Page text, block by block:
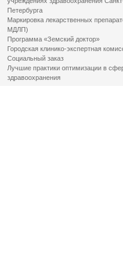
Петербурга
Маркировка лекарственных
МДЛП)
Программа «Земский доктор»
Городская клинико-экспертная
Социальный заказ
Лучшие практики оптимизации в
здравоохранения